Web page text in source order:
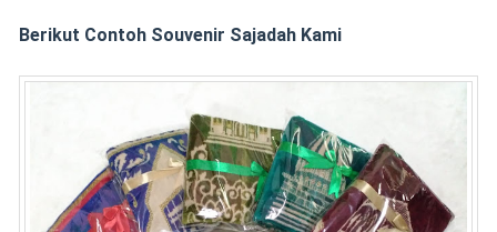
Berikut Contoh Souvenir Sajadah Kami